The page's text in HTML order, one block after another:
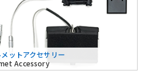
ットアクセサリー
Accessory